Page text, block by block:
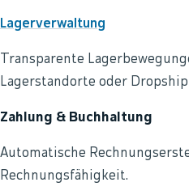
Lagerverwaltung
Transparente
Lagerstandorte oder
Zahlung & Buchhaltung
Automatische
Rechnungsfähigkeit.